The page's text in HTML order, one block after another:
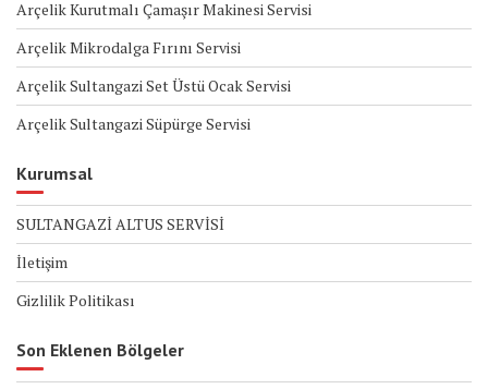
Arçelik Kurutmalı Çamaşır Makinesi Servisi
Arçelik Mikrodalga Fırını Servisi
Arçelik Sultangazi Set Üstü Ocak Servisi
Arçelik Sultangazi Süpürge Servisi
Kurumsal
SULTANGAZİ ALTUS SERVİSİ
İletişim
Gizlilik Politikası
Son Eklenen Bölgeler